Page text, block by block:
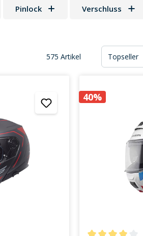
Pinlock Verschluss
575 Artikel
40%